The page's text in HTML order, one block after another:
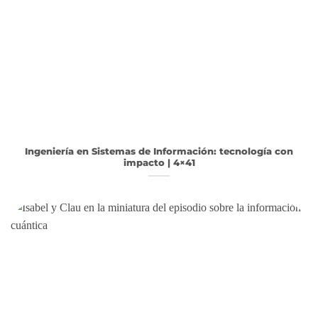
Ingeniería en Sistemas de Información: tecnología con
impacto | 4×41